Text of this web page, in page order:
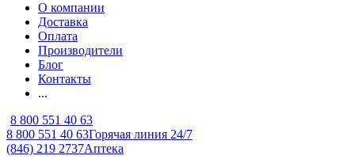
О компании
Доставка
Оплата
Производители
Блог
Контакты
...
8 800 551 40 63
8 800 551 40 63Горячая линия 24/7
(846) 219 2737Аптека